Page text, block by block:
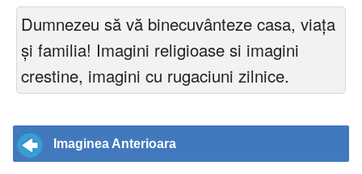
Dumnezeu să vă binecuvânteze casa, viața
și familia! Imagini religioase si imagini
crestine, imagini cu rugaciuni zilnice.
Imaginea Anterioara